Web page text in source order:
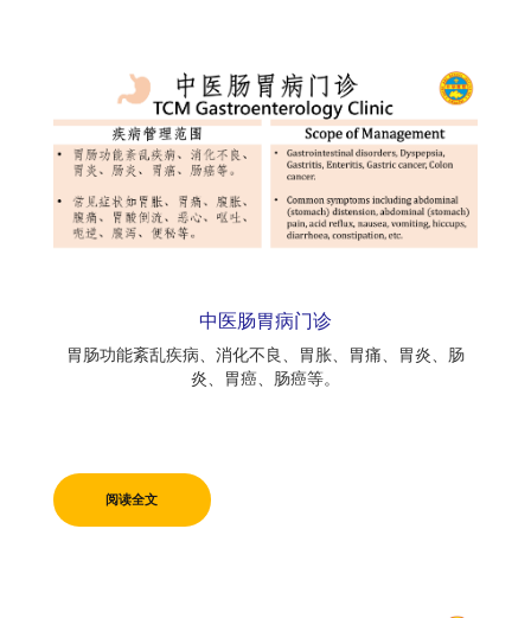
中医肠胃病门诊
胃肠功能紊乱疾病、消化不良、胃胀、胃痛、胃炎、肠
炎、胃癌、肠癌等。
阅读全文